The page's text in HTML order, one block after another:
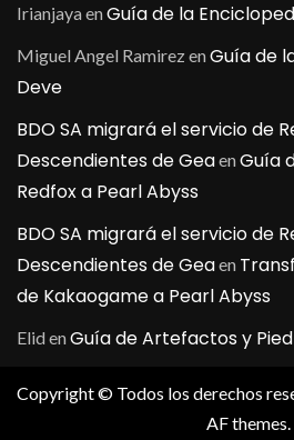
IrianjayaenGuía de la
Miguel Angel RamirezenGuía de
Deve
BDO SA migrará el servicio de
Descendientes de GeaenGuía
Redfox a Pearl Abyss
BDO SA migrará el servicio de
Descendientes de Geaen
de Kakaogame a Pearl Abyss
ElidenGuía de Artefactos y
Copyright © Todos los derechos
AF themes.